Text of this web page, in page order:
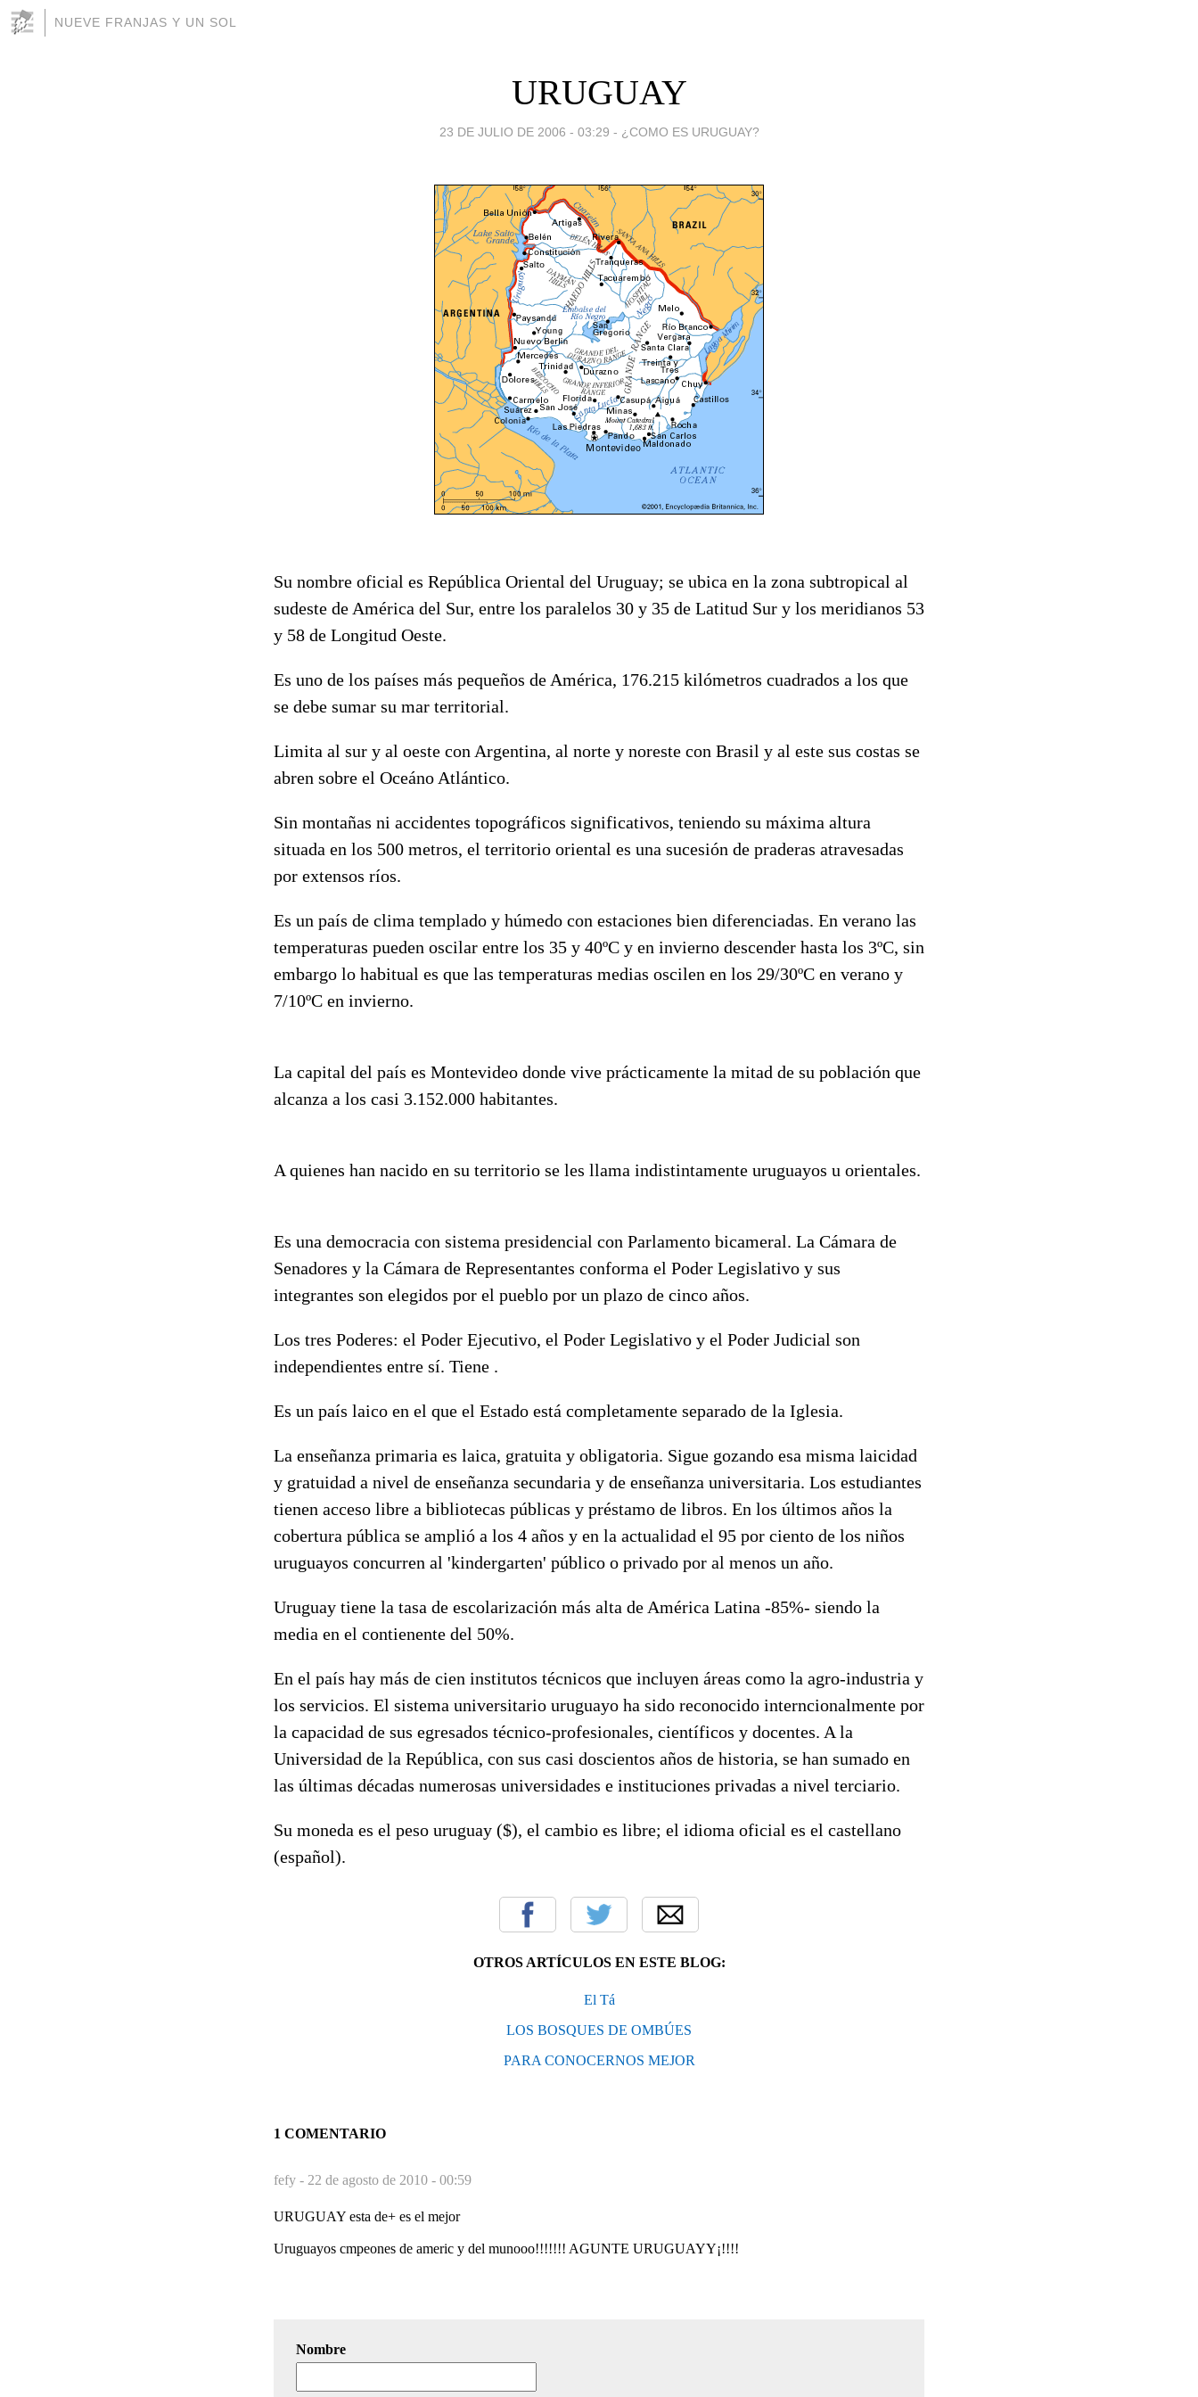
NUEVE FRANJAS Y UN SOL
URUGUAY
23 DE JULIO DE 2006 - 03:29 - ¿COMO ES URUGUAY?
Su nombre oficial es República Oriental del Uruguay; se ubica en la zona subtropical al
sudeste de América del Sur, entre los paralelos 30 y 35 de Latitud Sur y los meridianos 53
y 58 de Longitud Oeste.
Es uno de los países más pequeños de América, 176.215 kilómetros cuadrados a los que
se debe sumar su mar territorial.
Limita al sur y al oeste con Argentina, al norte y noreste con Brasil y al este sus costas se
abren sobre el Oceáno Atlántico.
Sin montañas ni accidentes topográficos significativos, teniendo su máxima altura
situada en los 500 metros, el territorio oriental es una sucesión de praderas atravesadas
por extensos ríos.
Es un país de clima templado y húmedo con estaciones bien diferenciadas. En verano las
temperaturas pueden oscilar entre los 35 y 40ºC y en invierno descender hasta los 3ºC, sin
embargo lo habitual es que las temperaturas medias oscilen en los 29/30ºC en verano y
7/10ºC en invierno.
La capital del país es Montevideo donde vive prácticamente la mitad de su población que
alcanza a los casi 3.152.000 habitantes.
A quienes han nacido en su territorio se les llama indistintamente uruguayos u orientales.
Es una democracia con sistema presidencial con Parlamento bicameral. La Cámara de
Senadores y la Cámara de Representantes conforma el Poder Legislativo y sus
integrantes son elegidos por el pueblo por un plazo de cinco años.
Los tres Poderes: el Poder Ejecutivo, el Poder Legislativo y el Poder Judicial son
independientes entre sí. Tiene .
Es un país laico en el que el Estado está completamente separado de la Iglesia.
La enseñanza primaria es laica, gratuita y obligatoria. Sigue gozando esa misma laicidad
y gratuidad a nivel de enseñanza secundaria y de enseñanza universitaria. Los estudiantes
tienen acceso libre a bibliotecas públicas y préstamo de libros. En los últimos años la
cobertura pública se amplió a los 4 años y en la actualidad el 95 por ciento de los niños
uruguayos concurren al 'kindergarten' público o privado por al menos un año.
Uruguay tiene la tasa de escolarización más alta de América Latina -85%- siendo la
media en el contienente del 50%.
En el país hay más de cien institutos técnicos que incluyen áreas como la agro-industria y
los servicios. El sistema universitario uruguayo ha sido reconocido interncionalmente por
la capacidad de sus egresados técnico-profesionales, científicos y docentes. A la
Universidad de la República, con sus casi doscientos años de historia, se han sumado en
las últimas décadas numerosas universidades e instituciones privadas a nivel terciario.
Su moneda es el peso uruguay ($), el cambio es libre; el idioma oficial es el castellano
(español).
OTROS ARTÍCULOS EN ESTE BLOG:
El Tá
LOS BOSQUES DE OMBÚES
PARA CONOCERNOS MEJOR
1 COMENTARIO
fefy - 22 de agosto de 2010 - 00:59
URUGUAY esta de+ es el mejor
Uruguayos cmpeones de americ y del munooo!!!!!!! AGUNTE URUGUAYY¡!!!!
Nombre